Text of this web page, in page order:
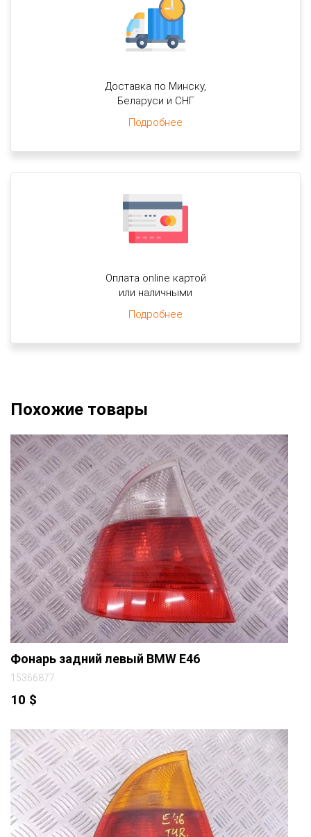
Доставка по Минску,
Беларуси и СНГ
Подробнее
Оплата online картой
или наличными
Подробнее
Похожие товары
Фонарь задний левый BMW E46
15366877
10 $